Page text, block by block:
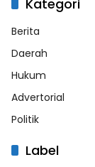
Kategori
Berita
Daerah
Hukum
Advertorial
Politik
Label